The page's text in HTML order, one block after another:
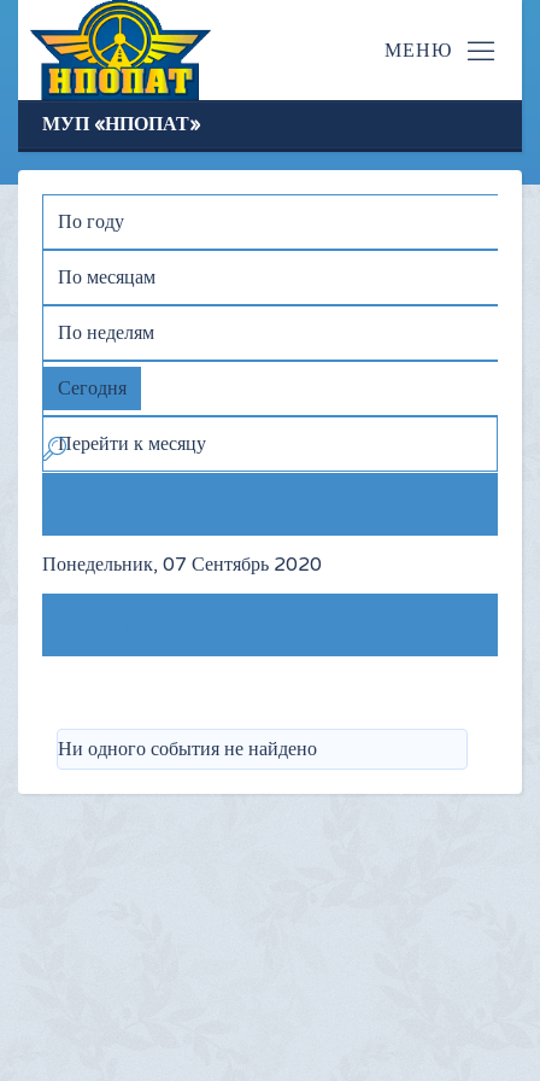
МУП «НПОПАТ»
По году
По месяцам
По неделям
Сегодня
Перейти к месяцу
Понедельник, 07 Сентябрь 2020
Ни одного события не найдено